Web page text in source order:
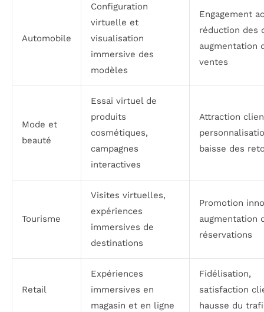
Automobile
Configuration
virtuelle et
visualisation
immersive des
modèles
Engagement
réduction des
augmentation
ventes
Mode et
beauté
Essai virtuel de
produits
cosmétiques,
campagnes
interactives
Attraction
baisse des
Tourisme
Visites virtuelles,
expériences
immersives de
destinations
Promotion
augmentation
réservations
Retail
Expériences
immersives en
magasin et en ligne
Fidélisation,
satisfaction
hausse du